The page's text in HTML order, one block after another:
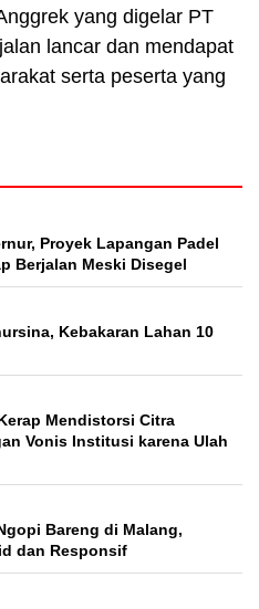
yang digelar PT
lancar dan mendapat
serta peserta yang
Proyek Lapangan Padel
Berjalan Meski Disegel
Kebakaran Lahan 10
Mendistorsi Citra
Vonis Institusi karena Ulah
Bareng di Malang,
dan Responsif